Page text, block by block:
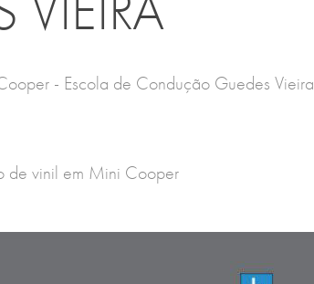
- Escola de Condução Guedes Vieira
de vinil em Mini Cooper